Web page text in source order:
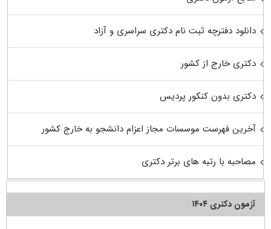
دانلود دفترچه ثبت نام دکتری سراسری و آزاد
دکتری خارج از کشور
دکتری بدون کنکور پردیس
آخرین فهرست موسسات مجاز اعزام دانشجو به خارج کشور
مصاحبه با رتبه های برتر دکتری
آزمون دکتری ۱۴۰۴